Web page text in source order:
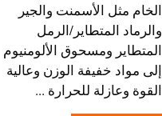
مثل الأسمنت والجير
المتطاير/الرمل
ومسحوق الألومنيوم
مواد خفيفة الوزن وعالية
وعازلة للحرارة ...